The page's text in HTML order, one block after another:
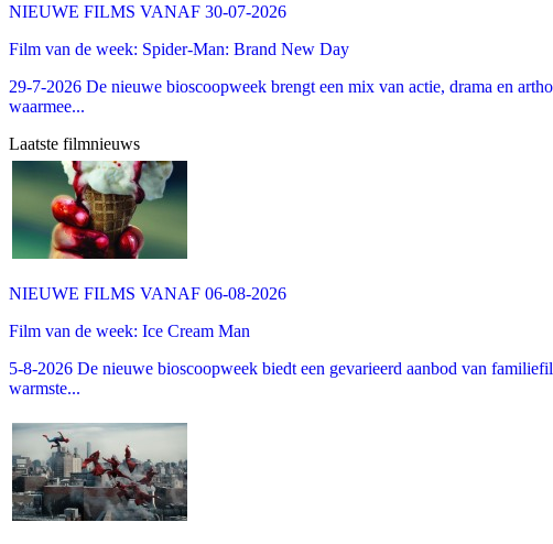
NIEUWE FILMS VANAF 30-07-2026
Film van de week: Spider-Man: Brand New Day
29-7-2026 De nieuwe bioscoopweek brengt een mix van actie, drama en
waarmee...
Laatste filmnieuws
NIEUWE FILMS VANAF 06-08-2026
Film van de week: Ice Cream Man
5-8-2026 De nieuwe bioscoopweek biedt een gevarieerd aanbod van
warmste...